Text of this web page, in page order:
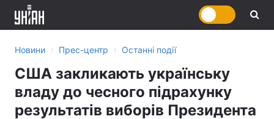
Новини › Прес-центр › Останні події
США закликають українську
владу до чесного підрахунку
результатів виборів Президента